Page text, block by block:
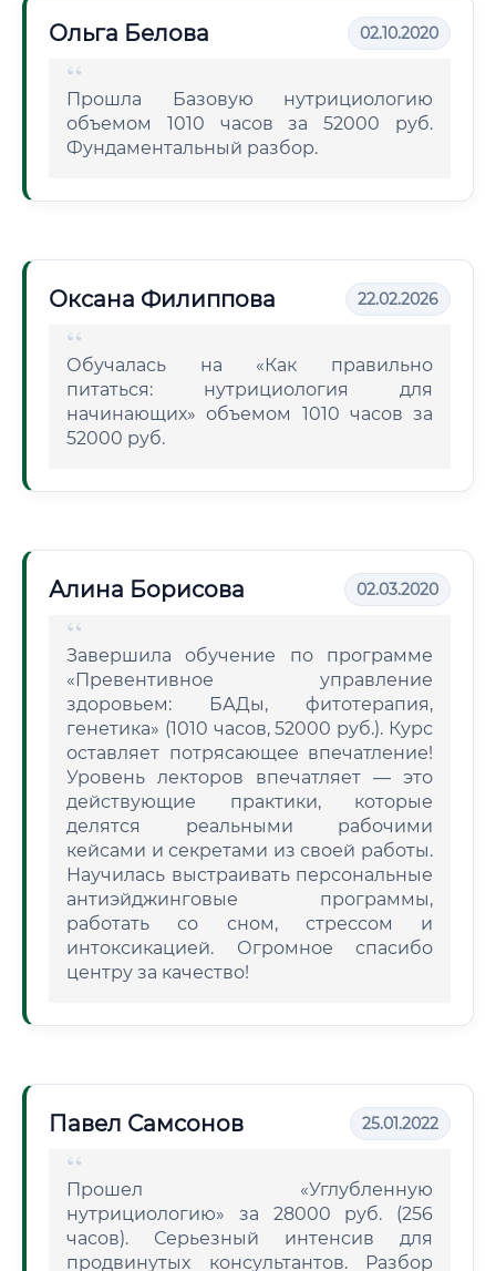
Ольга Белова 02.10.2020
Прошла Базовую нутрициологию
объемом 1010 часов за 52000 руб.
Фундаментальный разбор.
Оксана Филиппова 22.02.2026
Обучалась на «Как правильно
питаться: нутрициология для
начинающих» объемом 1010 часов за
52000 руб.
Алина Борисова 02.03.2020
Завершила обучение по программе
«Превентивное управление
здоровьем: БАДы, фитотерапия,
генетика» (1010 часов, 52000 руб.). Курс
оставляет потрясающее впечатление!
Уровень лекторов впечатляет — это
действующие практики, которые
делятся реальными рабочими
кейсами и секретами из своей работы.
Научилась выстраивать персональные
антиэйджинговые программы,
работать со сном, стрессом и
интоксикацией. Огромное спасибо
центру за качество!
Павел Самсонов 25.01.2022
Прошел «Углубленную
нутрициологию» за 28000 руб. (256
часов). Серьезный интенсив для
продвинутых консультантов. Разбор